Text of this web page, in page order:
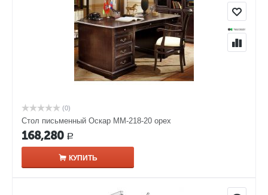
(0)
Стол письменный Оскар ММ-218-20 орех
168,280 Р
КУПИТЬ